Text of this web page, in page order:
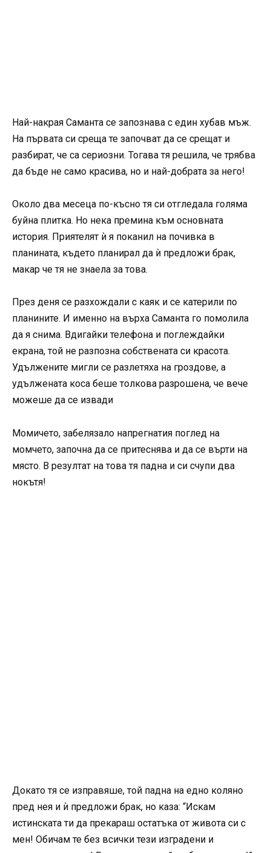
Най-накрая Саманта се запознава с един хубав мъж.
На първата си среща те започват да се срещат и
разбират, че са сериозни. Тогава тя решила, че трябва
да бъде не само красива, но и най-добрата за него!
Около два месеца по-късно тя си отгледала голяма
буйна плитка. Но нека премина към основната
история. Приятелят ѝ я поканил на почивка в
планината, където планирал да ѝ предложи брак,
макар че тя не знаела за това.
През деня се разхождали с каяк и се катерили по
планините. И именно на върха Саманта го помолила
да я снима. Вдигайки телефона и поглеждайки
екрана, той не разпозна собствената си красота.
Удължените мигли се разлетяха на гроздове, а
удължената коса беше толкова разрошена, че вече
можеше да се извади
Момичето, забелязало напрегнатия поглед на
момчето, започна да се притеснява и да се върти на
място. В резултат на това тя падна и си счупи два
нокътя!
Докато тя се изправяше, той падна на едно коляно
пред нея и ѝ предложи брак, но каза: “Искам
истинската ти да прекараш остатъка от живота си с
мен! Обичам те без всички тези изградени и